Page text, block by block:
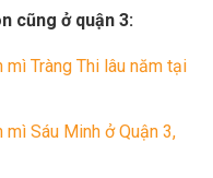
cũng ở quận 3:
Tràng Thi lâu năm tại
Sáu Minh ở Quận 3,